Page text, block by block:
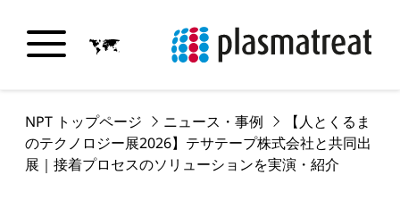
NPT トップページ ニュース・事例
【人とくるま
のテクノロジー展2026】テサテープ株式会社と共同出
展｜接着プロセスのソリューションを実演・紹介